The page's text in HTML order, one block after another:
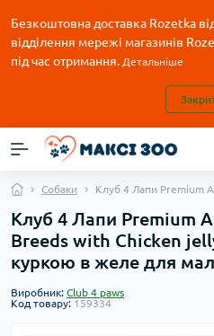
Безкоштовна доставка Rozetka
відділення мережі магазинів
під час отримання. Детальніше
Собаки Клуб 4 Лапи Premium
Клуб 4 Лапи Premium
Breeds with Chicken
куркою в желе для
Виробник: Club 4 paws
Код товару: 159334